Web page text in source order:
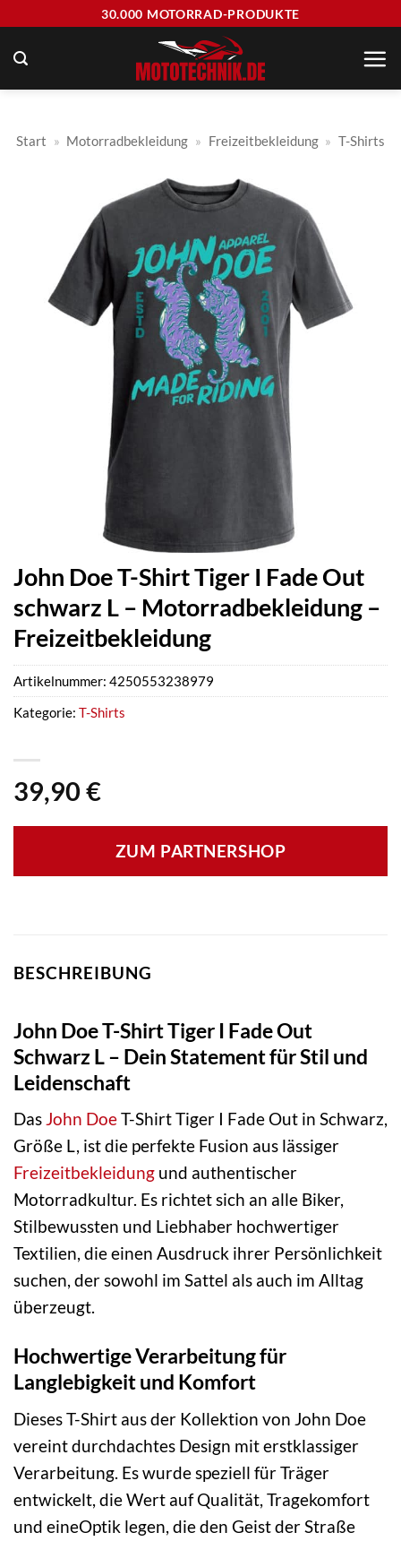
springen
30.000 MOTORRAD-PRODUKTE
Start » Motorradbekleidung » Freizeitbekleidung » T-Shirts
John Doe T-Shirt Tiger I Fade Out
schwarz L – Motorradbekleidung –
Freizeitbekleidung
39,90 €
ZUM PARTNERSHOP
Artikelnummer: 4250553238979
Kategorie: T-Shirts
BESCHREIBUNG
John Doe T-Shirt Tiger I Fade Out
Schwarz L – Dein Statement für Stil und
Leidenschaft
Das John DoeT-Shirt Tiger I Fade Out in Schwarz,
Größe L, ist die perfekte Fusion aus lässiger
Freizeitbekleidung und authentischer
Motorradkultur. Es richtet sich an alle Biker,
Stilbewussten und Liebhaber hochwertiger
Textilien, die einen Ausdruck ihrer Persönlichkeit
suchen, der sowohl im Sattel als auch im Alltag
überzeugt.
Hochwertige Verarbeitung für
Langlebigkeit und Komfort
Dieses T-Shirt aus der Kollektion von John Doe
vereint durchdachtes Design mit erstklassiger
Verarbeitung. Es wurde speziell für Träger
entwickelt, die Wert auf Qualität, Tragekomfort
und eineOptik legen, die den Geist der Straße